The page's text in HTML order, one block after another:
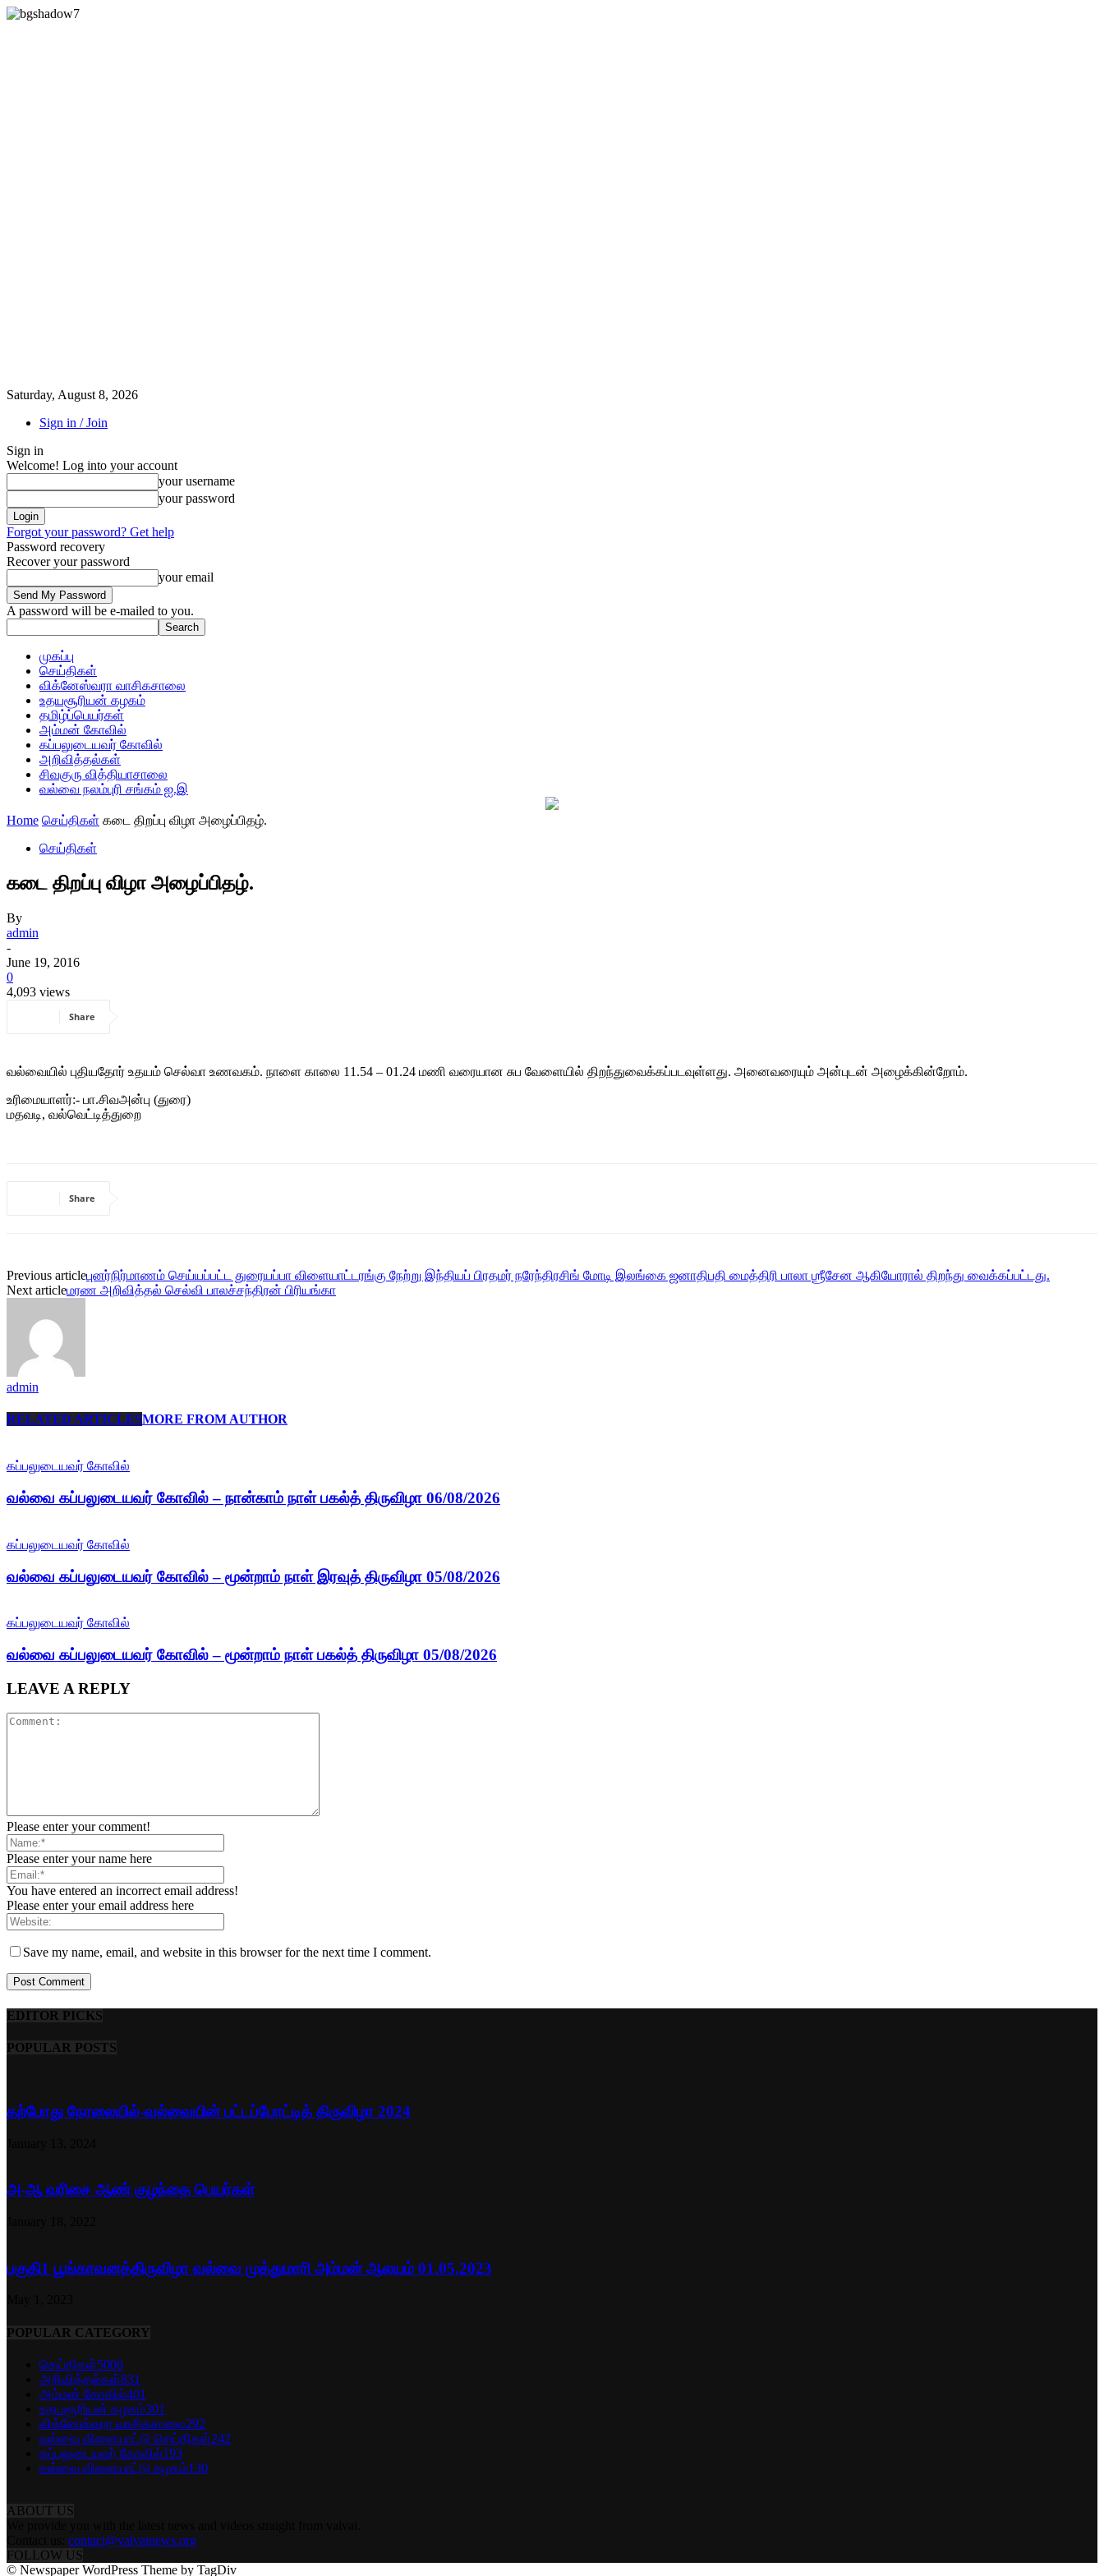
Saturday, August 8, 2026
Sign in / Join
Sign in
Welcome! Log into your account
your username
your password
Forgot your password? Get help
Password recovery
Recover your password
your email
A password will be e-mailed to you.
முகப்பு
செய்திகள்
விக்னேஸ்வரா வாசிகசாலை
உதயசூரியன் கழகம்
தமிழ்ப்பெயர்கள்
அம்மன் கோவில்
கப்பலுடையவர் கோவில்
அறிவித்தல்கள்
சிவகுரு வித்தியாசாலை
வல்வை நலம்புரி சங்கம் ஐ.இ
Home செய்திகள் கடை திறப்பு விழா அழைப்பிதழ்.
செய்திகள்
கடை திறப்பு விழா அழைப்பிதழ்.
By
admin
-
June 19, 2016
0
4,093 views
Share
வல்வையில் புதியதோர் உதயம் செல்வா உணவகம். நாளை காலை 11.54 – 01.24 மணி வரையான சுப வேளையில் திறந்துவைக்கப்படவுள்ளது. அனைவரையும் அன்புடன் அழைக்கின்றோம்.
உரிமையாளர்:- பா.சிவஅன்பு (துரை)
மதவடி, வல்வெட்டித்துறை
Share
Previous articleபுனர்நிர்மாணம் செய்யப்பட்ட துரையப்பா விளையாட்டரங்கு நேற்று இந்தியப் பிரதமர் நரேந்திரசிங் மோடி இலங்கை ஜனாதிபதி மைத்திரி பாலா ஶ்ரீசேன ஆகியோரால் திறந்து வைக்கப்பட்டது.
Next articleமரண அறிவித்தல் செல்வி பாலச்சந்திரன் பிரியங்கா
admin
RELATED ARTICLESMORE FROM AUTHOR
கப்பலுடையவர் கோவில்
வல்வை கப்பலுடையவர் கோவில் – நான்காம் நாள் பகல்த் திருவிழா 06/08/2026
கப்பலுடையவர் கோவில்
வல்வை கப்பலுடையவர் கோவில் – மூன்றாம் நாள் இரவுத் திருவிழா 05/08/2026
கப்பலுடையவர் கோவில்
வல்வை கப்பலுடையவர் கோவில் – மூன்றாம் நாள் பகல்த் திருவிழா 05/08/2026
LEAVE A REPLY
Please enter your comment!
Please enter your name here
You have entered an incorrect email address!
Please enter your email address here
Save my name, email, and website in this browser for the next time I comment.
EDITOR PICKS
POPULAR POSTS
தற்போது நேரலையில்-வல்வையின் பட்டப்போட்டித் திருவிழா 2024
அ-ஆ வரிசை ஆண் குழந்தை பெயர்கள்
பகுதி1 பூங்காவனத்திருவிழா வல்வை முத்துமாரி அம்மன் ஆலயம் 01.05.2023
POPULAR CATEGORY
செய்திகள்5006
அறிவித்தல்கள்831
அம்மன் கோவில்401
உதயசூரியன் கழகம்301
விக்னேஸ்வரா வாசிகசாலை292
வல்வை விளையாட்டு செய்திகள்242
கப்பலுடையவர் கோவில்193
வல்வை விளையாட்டு கழகம்130
ABOUT US
contact@valvainews.org
FOLLOW US
© Newspaper WordPress Theme by TagDiv